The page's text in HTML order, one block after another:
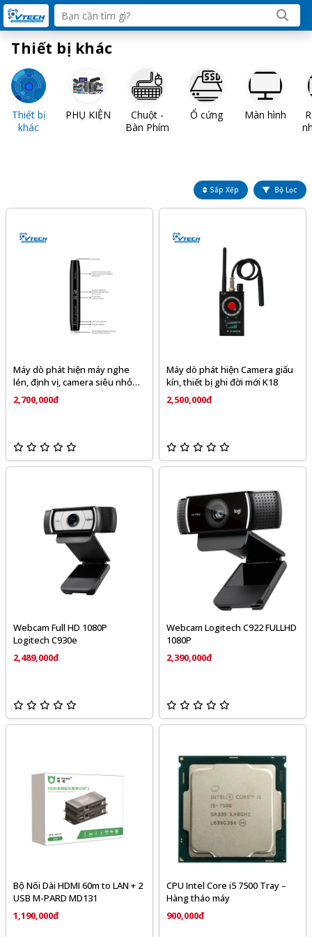
Thiết bị khác
PHỤ KIỆN
Chuột -
Bàn Phím
Ổ cứng Màn hình
Thiết bị
khác
Sắp Xếp Bộ Lọc
Máy dò phát hiện máy nghe
lén, định vị, camera siêu nhỏ
K97
2,700,000đ
Máy dò phát hiện Camera giấu
kín, thiết bị ghi đời mới K18
2,500,000đ
Webcam Full HD 1080P
Logitech C930e
2,489,000đ
Webcam Logitech C922 FULLHD
1080P
2,390,000đ
Bộ Nối Dài HDMI 60m to LAN + 2
USB M-PARD MD131
1,190,000đ
CPU Intel Core i5 7500 Tray –
Hàng tháo máy
900,000đ